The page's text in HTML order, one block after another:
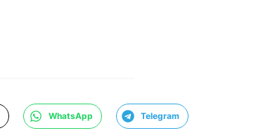
WhatsApp Telegram